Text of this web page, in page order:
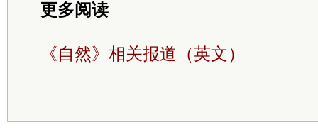
更多阅读
《自然》相关报道（英文）